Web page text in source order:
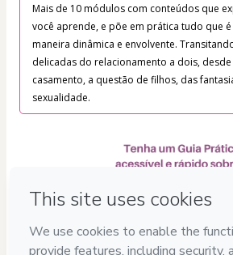
Mais de 10 módulos com conteúdos que
você aprende, e põe em prática tudo que
maneira dinâmica e envolvente.
delicadas do relacionamento a dois,
casamento, a questão de filhos, das
sexualidade.